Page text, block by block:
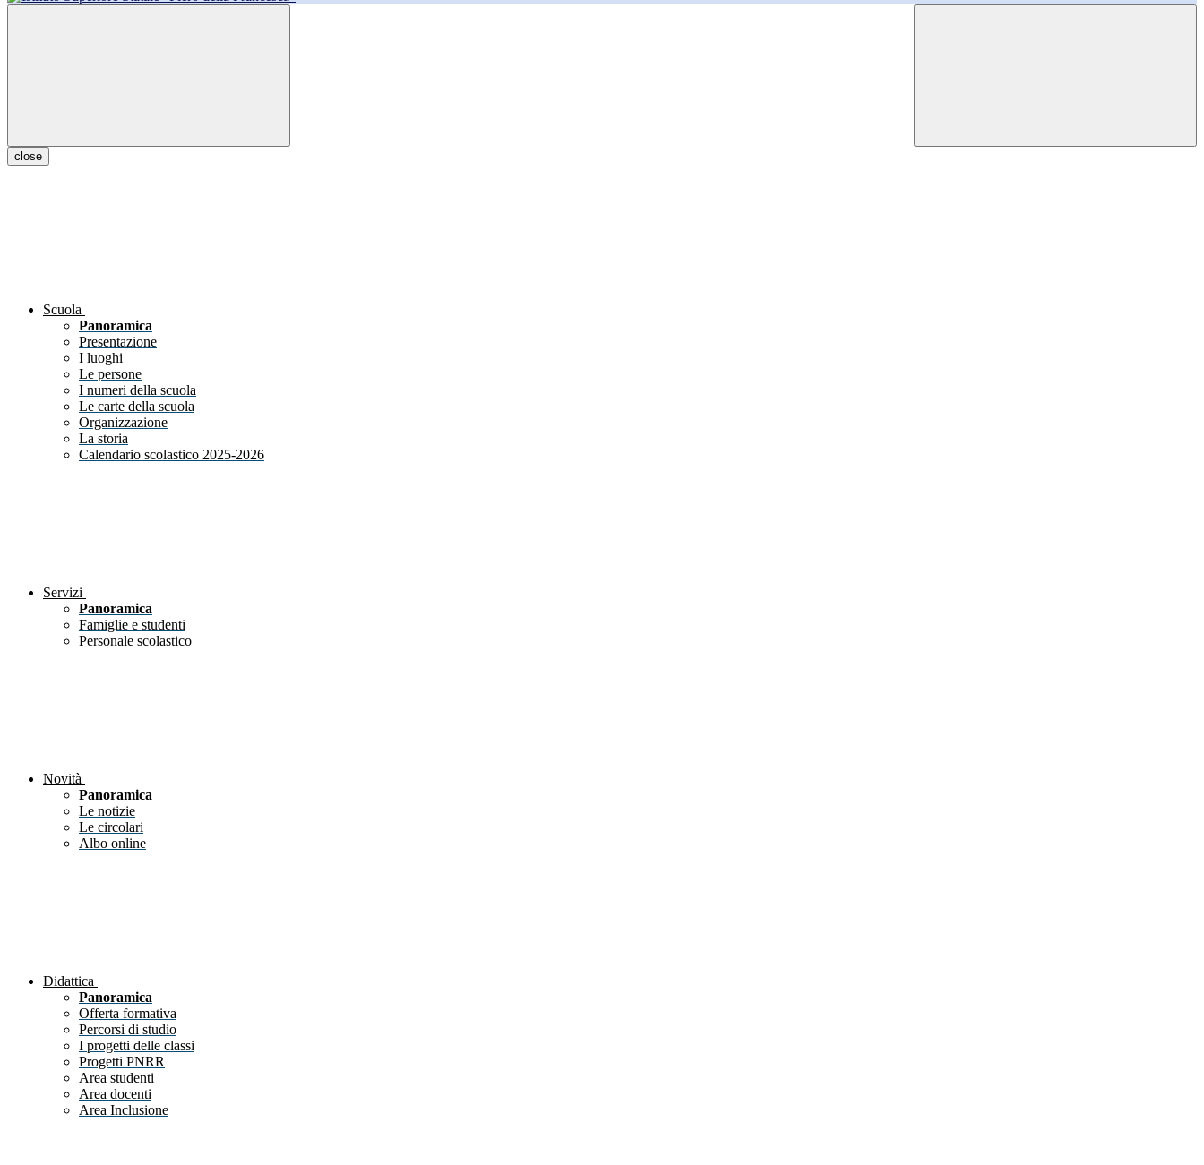
close
Scuola
Panoramica
Presentazione
I luoghi
Le persone
I numeri della scuola
Le carte della scuola
Organizzazione
La storia
Calendario scolastico 2025-2026
Servizi
Panoramica
Famiglie e studenti
Personale scolastico
Novità
Panoramica
Le notizie
Le circolari
Albo online
Didattica
Panoramica
Offerta formativa
Percorsi di studio
I progetti delle classi
Progetti PNRR
Area studenti
Area docenti
Area Inclusione